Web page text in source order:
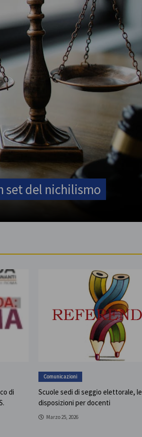
di
Comunicazioni
Scuole sedi di seggio elettorale, le
disposizioni per docenti
Marzo 25, 2026